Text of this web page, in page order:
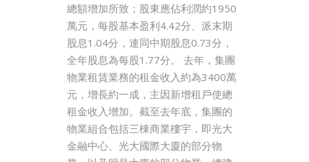
總額增加所致；股東應佔利潤約1950
萬元，每股基本盈利4.42分、派末期
股息1.04分，連同中期股息0.73分，
全年股息為每股1.77分。 去年，集團
物業租賃業務的租金收入約為3400萬
元，增長約一成，主因新增租戶使總
租金收入增加。截至去年底，集團的
物業組合包括三棟商業樓宇，即光大
金融中心、光大國際大廈的部分物